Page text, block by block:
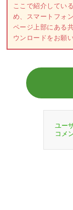
ここで紹介してい
め、スマートフォ
ページ上部にある
ウンロードをお願
ユー
コメ